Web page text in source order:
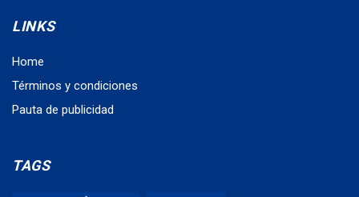
LINKS
Home
Términos y condiciones
Pauta de publicidad
TAGS